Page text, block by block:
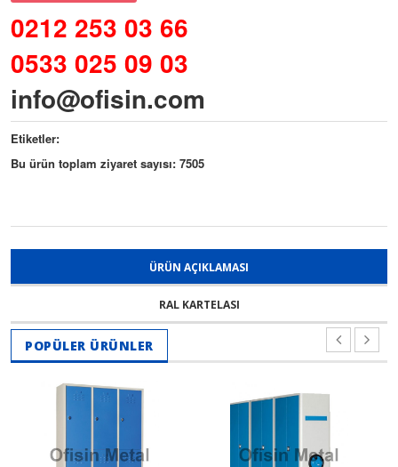
0212 253 03 66
0533 025 09 03
info@ofisin.com
Etiketler:
Bu ürün toplam ziyaret sayısı: 7505
ÜRÜN AÇIKLAMASI
RAL KARTELASI
POPÜLER ÜRÜNLER